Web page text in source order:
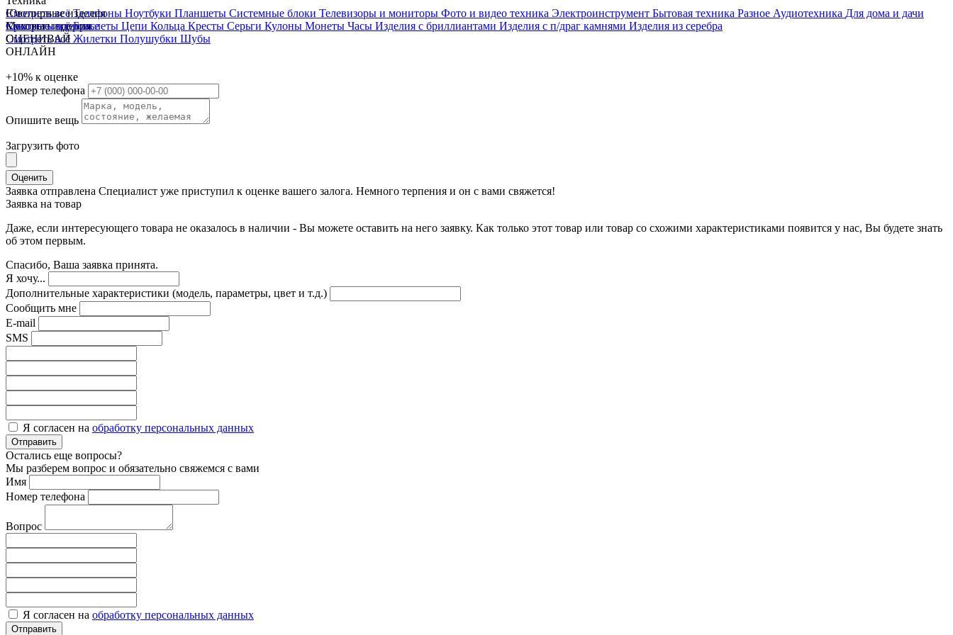
Смотреть всёТелефоны Ноутбуки Планшеты Системные блоки Телевизоры и мониторы Фото и видео техника Электроинструмент Бытовая техника Разное Аудиотехника Для дома и дачи
Красота и здоровье
Ювелирные изделия
Смотреть всёБраслеты Цепи Кольца Кресты Серьги Кулоны Монеты Часы Изделия с бриллиантами Изделия с п/драг камнями Изделия из серебра
Меховые изделия
Смотреть всё Жилетки Полушубки Шубы
ОЦЕНИВАЙ
ОНЛАЙН
+10% к оценке
Номер телефона
Опишите вещь
Загрузить фото
Оценить
Заявка отправлена Специалист уже приступил к оценке вашего залога. Немного терпения и он с вами свяжется!
Заявка на товар
Даже, если интересующего товара не оказалось в наличии - Вы можете оставить на него заявку. Как только этот товар или товар со схожими характеристиками появится у нас, Вы будете знать
об этом первым.
Спасибо, Ваша заявка принята.
Я хочу...
Дополнительные характеристики (модель, параметры, цвет и т.д.)
Сообщить мне
E-mail
SMS
Я согласен на обработку персональных данных
Отправить
Остались еще вопросы?
Мы разберем вопрос и обязательно свяжемся с вами
Имя
Номер телефона
Вопрос
Я согласен на обработку персональных данных
Отправить